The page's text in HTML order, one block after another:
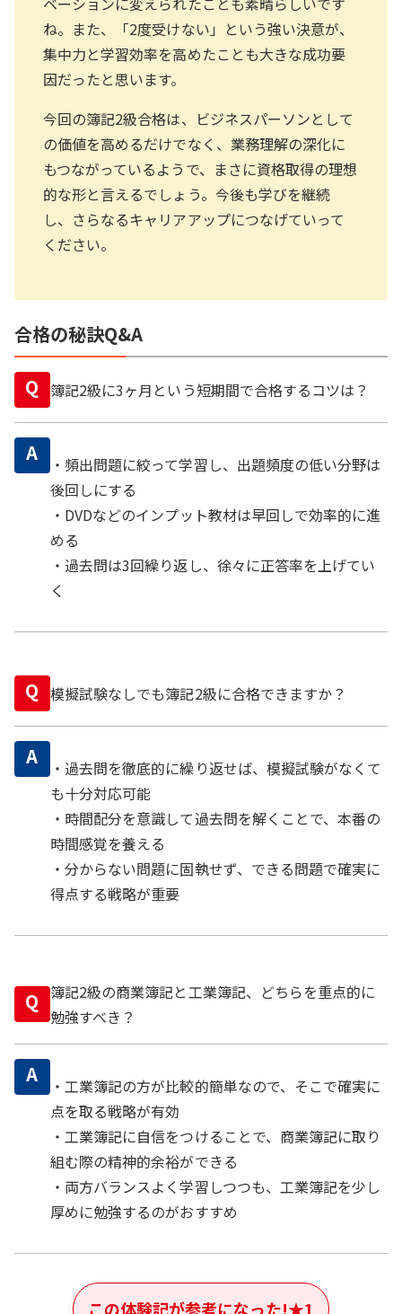
ね。また、「2度受けない」という強い決意が、
集中力と学習効率を高めたことも大きな成功要
因だったと思います。
今回の簿記2級合格は、ビジネスパーソンとして
の価値を高めるだけでなく、業務理解の深化に
もつながっているようで、まさに資格取得の理想
的な形と言えるでしょう。今後も学びを継続
し、さらなるキャリアアップにつなげていって
ください。
合格の秘訣Q&A
Q 簿記2級に3ヶ月という短期間で合格するコツは？
A
・頻出問題に絞って学習し、出題頻度の低い分野は
後回しにする
・DVDなどのインプット教材は早回しで効率的に進
める
・過去問は3回繰り返し、徐々に正答率を上げてい
く
Q 模擬試験なしでも簿記2級に合格できますか？
A
・過去問を徹底的に繰り返せば、模擬試験がなくて
も十分対応可能
・時間配分を意識して過去問を解くことで、本番の
時間感覚を養える
・分からない問題に固執せず、できる問題で確実に
得点する戦略が重要
Q
簿記2級の商業簿記と工業簿記、どちらを重点的に
勉強すべき？
A
・工業簿記の方が比較的簡単なので、そこで確実に
点を取る戦略が有効
・工業簿記に自信をつけることで、商業簿記に取り
組む際の精神的余裕ができる
・両方バランスよく学習しつつも、工業簿記を少し
厚めに勉強するのがおすすめ
この体験記が参考になった!★1